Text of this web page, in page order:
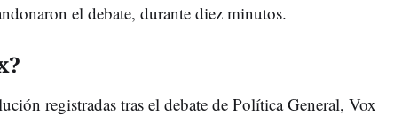
el debate, durante diez minutos.
registradas tras el debate de Política General, Vox